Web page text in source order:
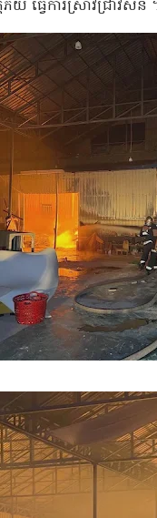
ធ្វេីការស្រាវជ្រាវសិន